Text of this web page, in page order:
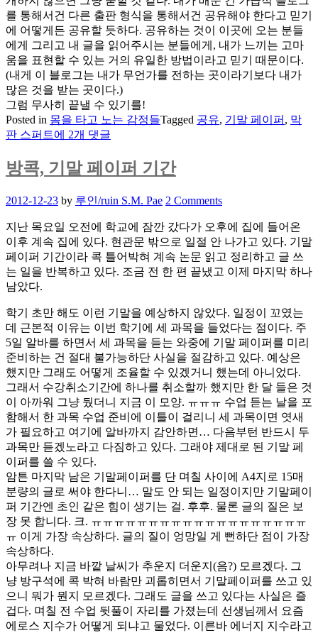
를 통해서건 다른 출판 형식을 통해서건 공유해야 한다고 믿기
에 어떻게든 공유할 듯하다. 공유하는 것이 이곳에 오는 분들
에게 그리고 내 글을 읽어주시는 분들에게, 내가 느끼는 고마
움을 표현할 수 있는 거의 유일한 방법이라고 믿기 때문이다.
(내게 이 블로그는 내가 무언가를 전하는 곳이라기보다 내가
많은 것을 받는 곳이다.)
그럼 무사히 끝낼 수 있기를!
Posted in 몸을 타고 노는 감정들Tagged 공유, 기말 페이퍼 , 막
판 스퍼트막
스
퍼
트
에 2개 댓글
방콕, 기말 페이퍼 기간
Posted
2012-12-23 by 루인/ruin S.M. Pae 2 Comments
지난 목요일 오전에 학교에 잠깐 갔다가 오후에 집에 들어온
이후 계속 집에 있다. 현관문 밖으로 일절 안 나가고 있다. 기말
페이퍼 기간이라 콕 틀어박혀 계속 논문 읽고 정리하고 글 쓰
는 일을 반복하고 있다. 조금 전 한 편 끝냈고 이제 마지막 하나
남았다.
학기 초만 해도 이런 기말을 예상하지 않았다. 일정이 꼬였는
데 근본적 이유는 이번 학기에 세 과목을 들었다는 점이다. 주
5일 알바를 하면서 세 과목을 듣는 와중에 기말 페이퍼를 미리
준비하는 건 절대 불가능하단 사실을 절감하고 있다. 예상은
했지만 그래도 어떻게 조율할 수 있겠거니 했는데 아니었다.
그래서 수강취소기간에 하나를 취소할까 했지만 한 달 들은 것
이 아까워 그냥 뒀더니 지금 이 모양. ㅠㅠㅠ 수업 듣는 날을 포
함해서 한 과목 수업 준비에 이틀이 걸리니 세 과목이면 엿새
가 필요하고 여기에 알바까지 감안하면… 다음부턴 반드시 두
과목만 듣겠노라고 다짐하고 있다. 그래야 제대로 된 기말 페
이퍼를 쓸 수 있다.
암튼 마지막 남은 기말페이퍼를 단 며칠 사이에 A4지로 15매
분량의 글로 써야 한다니… 말도 안 되는 일정이지만 기말페이
퍼 기간엔 초인 같은 힘이 생기는 걸. 후후. 물론 글의 질은 보
장 못 합니다. 크. ㅠㅠㅠㅠㅠㅠㅠㅠㅠㅠㅠㅠㅠㅠㅠㅠㅠㅠㅠ
ㅠ 이게 가장 속상하다. 글의 질이 엉망일 게 뻔하단 점이 가장
속상하다.
아무려나 지금 바깥 날씨가 추운지 더운지(음?) 모르겠다. 그
냥 방구석에 콕 박혀 바람만 괴롭히면서 기말페이퍼를 쓰고 있
으니 뭐가 뭔지 모르겠다. 그래도 글을 쓰고 있다는 사실은 즐
겁다. 며칠 전 수업 뒷풀이 자리를 가졌는데 선생님께서 요즘
에로스 지수가 어떻게 되냐고 물었다. 이른바 에너지 지수라고